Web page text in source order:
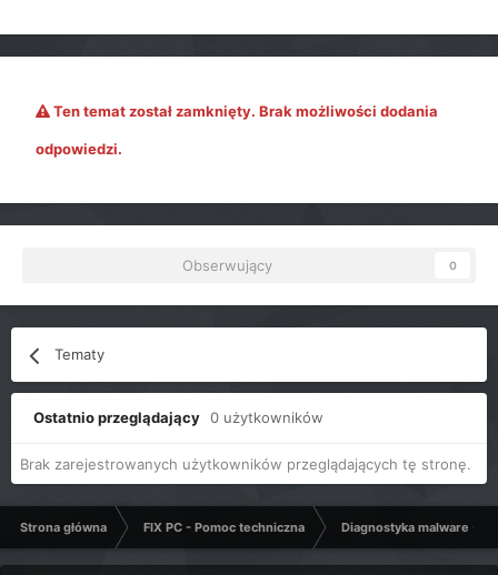
Ten temat został zamknięty. Brak możliwości dodania
odpowiedzi.
Obserwujący 0
Tematy
Ostatnio przeglądający 0 użytkowników
Brak zarejestrowanych użytkowników przeglądających tę stronę.
Strona główna FIX PC - Pomoc techniczna Diagnostyka malware -